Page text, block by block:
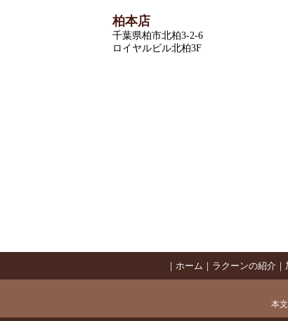
柏本店
千葉県柏市北柏3-2-6
ロイヤルビル北柏3F
｜ ホーム ｜ ラクーンの紹介｜
本